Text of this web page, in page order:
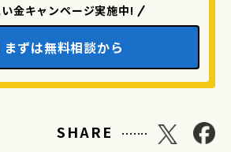
金キャンページ実施中!
まずは無料相談から
SHARE .......